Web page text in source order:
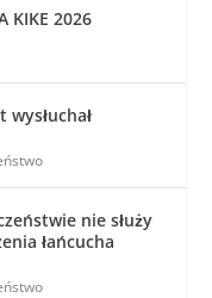
KIKE 2026
wysłuchał
nie służy
łańcucha